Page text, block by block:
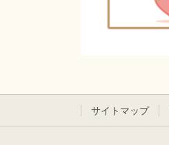
サイトマップ